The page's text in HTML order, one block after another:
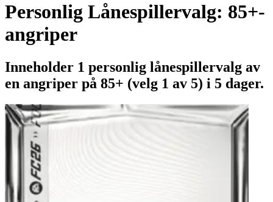
Personlig Lånespillervalg: 85+-
angriper
Inneholder 1 personlig lånespillervalg av
en angriper på 85+ (velg 1 av 5) i 5 dager.